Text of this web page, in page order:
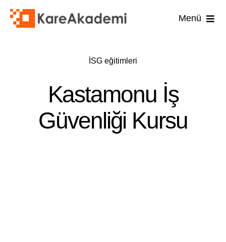
Skip
Menü
İSG eğitimleri
Kastamonu İş
Güvenliği Kursu